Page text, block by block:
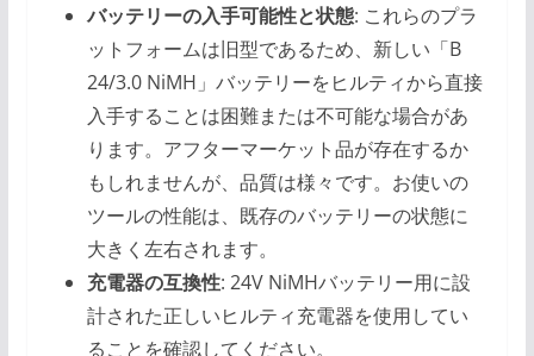
バッテリーの入手可能性と状態: これらのプラ
ットフォームは旧型であるため、新しい「B
24/3.0 NiMH」バッテリーをヒルティから直接
入手することは困難または不可能な場合があ
ります。アフターマーケット品が存在するか
もしれませんが、品質は様々です。お使いの
ツールの性能は、既存のバッテリーの状態に
大きく左右されます。
充電器の互換性: 24V NiMHバッテリー用に設
計された正しいヒルティ充電器を使用してい
ることを確認してください。